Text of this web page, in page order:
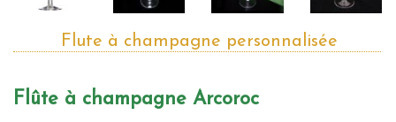
Flute à champagne personnalisée
Flûte à champagne Arcoroc